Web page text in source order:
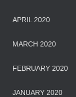
APRIL 2020
MARCH 2020
FEBRUARY 2020
JANUARY 2020